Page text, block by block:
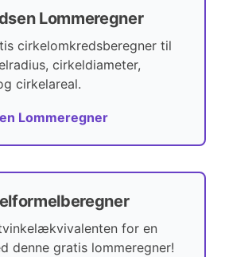
Lommeregner
cirkelomkredsberegner til
cirkeldiameter,
cirkelareal.
Lommeregner
for en
denne gratis lommeregner!